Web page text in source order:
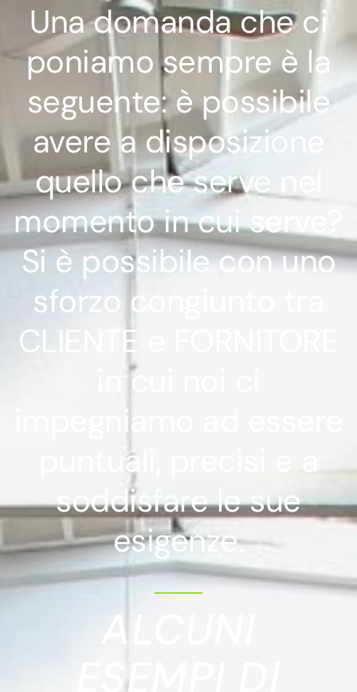
Una domanda che ci
poniamo sempre è la
seguente: è possibile
avere a disposizione
quello che serve nel
momento in cui serve?
Si è possibile con uno
sforzo congiunto tra
CLIENTE e FORNITORE
in cui noi ci
impegniamo ad essere
puntuali, precisi e a
soddisfare le sue
esigenze.
ALCUNI
ESEMPI DI